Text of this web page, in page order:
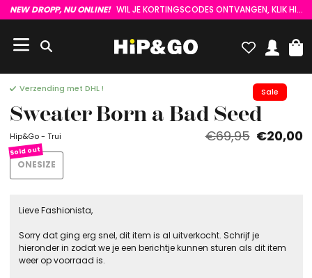
NEW DROPP, NU ONLINE! WIL JE KORTINGSCODES ONTVANGEN, KLIK HIER :)
Sale
Verzending met DHL !
Sweater Born a Bad Seed
Hip&Go - Trui €69,95 €20,00
ONESIZE
Lieve Fashionista,
Sorry dat ging erg snel, dit item is al uitverkocht. Schrijf je
hieronder in zodat we je een berichtje kunnen sturen als dit item
weer op voorraad is.